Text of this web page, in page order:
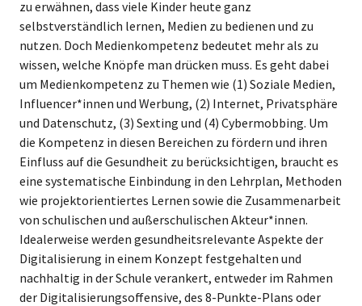
zu erwähnen, dass viele Kinder heute ganz
selbstverständlich lernen, Medien zu bedienen und zu
nutzen. Doch Medienkompetenz bedeutet mehr als zu
wissen, welche Knöpfe man drücken muss. Es geht dabei
um Medienkompetenz zu Themen wie (1) Soziale Medien,
Influencer*innen und Werbung, (2) Internet, Privatsphäre
und Datenschutz, (3) Sexting und (4) Cybermobbing. Um
die Kompetenz in diesen Bereichen zu fördern und ihren
Einfluss auf die Gesundheit zu berücksichtigen, braucht es
eine systematische Einbindung in den Lehrplan, Methoden
wie projektorientiertes Lernen sowie die Zusammenarbeit
von schulischen und außerschulischen Akteur*innen.
Idealerweise werden gesundheitsrelevante Aspekte der
Digitalisierung in einem Konzept festgehalten und
nachhaltig in der Schule verankert, entweder im Rahmen
der Digitalisierungsoffensive, des 8-Punkte-Plans oder